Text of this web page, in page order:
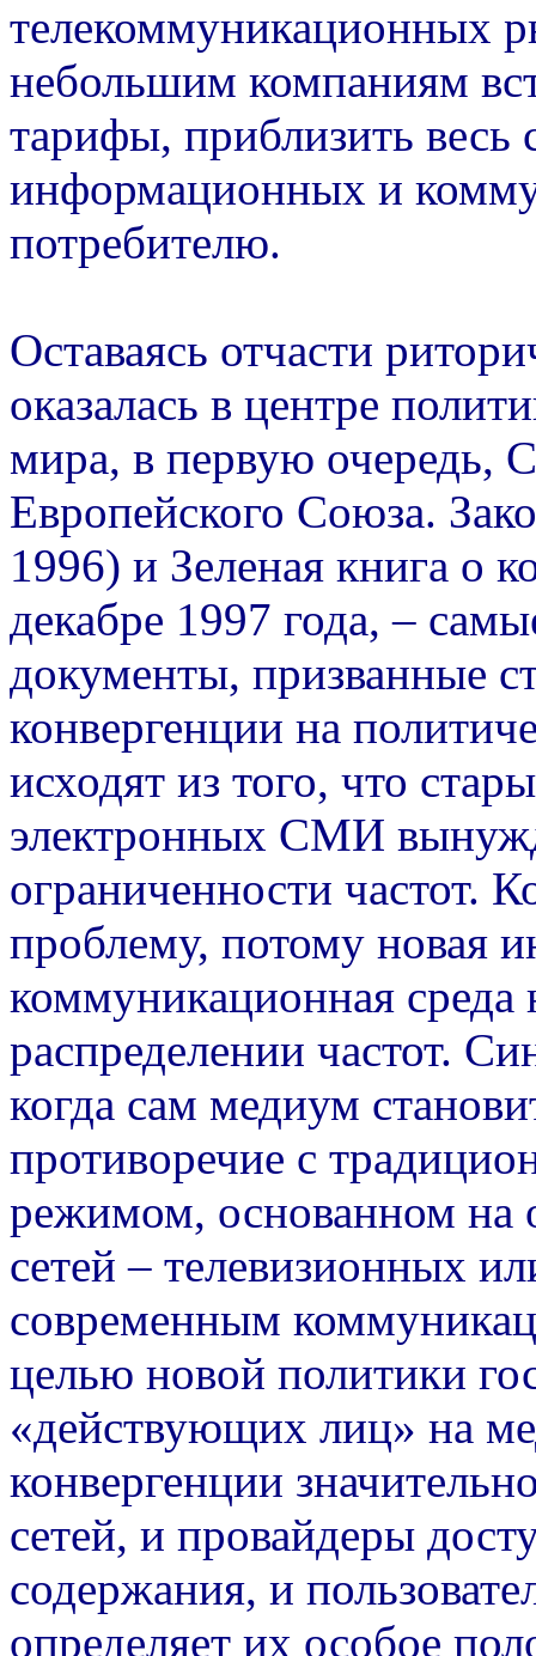
телекоммуникационных
небольшим компаниям
тарифы, приблизить весь
информационных и
потребителю.
Оставаясь отчасти
оказалась в центре
мира, в первую очередь,
Европейского Союза.
1996) и Зеленая книга о
декабре 1997 года, –
документы, призванные
конвергенции на
исходят из того, что
электронных СМИ
ограниченности частот.
проблему, потому новая
коммуникационная среда
распределении частот.
когда сам медиум
противоречие с
режимом, основанном на
сетей – телевизионных
современным
целью новой политики
«действующих лиц» на
конвергенции
сетей, и провайдеры
содержания, и
определяет их особое